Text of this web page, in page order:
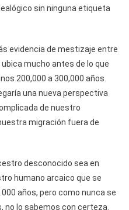
sin ninguna etiqueta
evidencia de mestizaje entre
mucho antes de lo que
200,000 a 300,000 años.
una nueva perspectiva
de nuestro
migración fuera de
desconocido sea en
humano arcaico que se
años, pero como nunca se
no lo sabemos con certeza.